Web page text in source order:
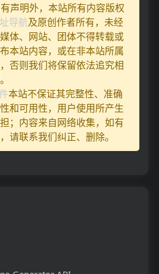
声明外，本站所有内容版权
导航及原创作者所有，未经
体、网站、团体不得转载或
本站内容，或在非本站所属
否则我们将保留依法追究相
本站不保证其完整性、准确
和可用性，用户使用所产生
；内容来自网络收集，如有
请联系我们纠正、删除。